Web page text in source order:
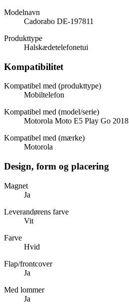
Modelnavn
Cadorabo DE-197811
Produkttype
Halskædetelefonetui
Kompatibilitet
Kompatibel med (produkttype)
Mobiltelefon
Kompatibel med (model/serie)
Motorola Moto E5 Play Go 2018
Kompatibel med (mærke)
Motorola
Design, form og placering
Magnet
Ja
Leverandørens farve
Vit
Farve
Hvid
Flap/frontcover
Ja
Med lommer
Ja